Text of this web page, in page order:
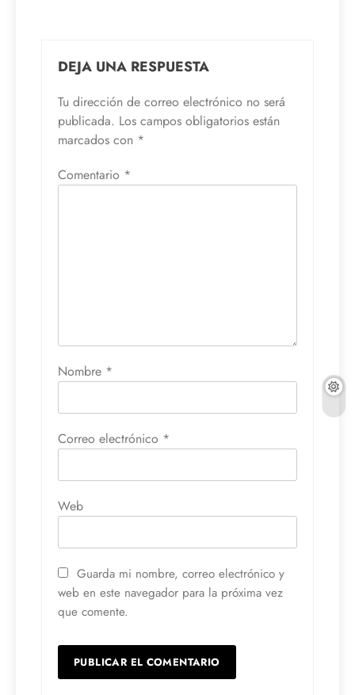
DEJA UNA RESPUESTA
Tu dirección de correo electrónico no será
publicada. Los campos obligatorios están
marcados con *
Comentario *
Nombre *
Correo electrónico *
Web
Guarda mi nombre, correo electrónico y
web en este navegador para la próxima vez
que comente.